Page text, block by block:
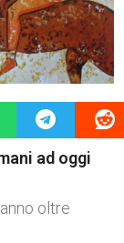
ad oggi
oltre